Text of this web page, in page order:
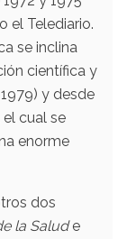
el Telediario.
se inclina
científica y
y desde
el cual se
enorme
dos
la Salude